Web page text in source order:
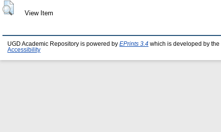
View Item
UGD Academic Repository is powered by EPrints 3.4 which is developed by the
Accessibility